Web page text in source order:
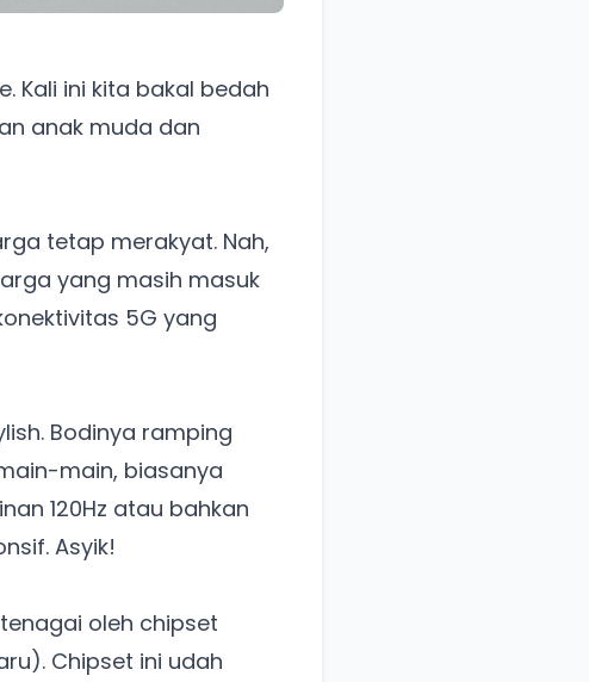
Kali ini kita bakal bedah
anak muda dan
tetap merakyat. Nah,
yang masih masuk
5G yang
Bodinya ramping
main, biasanya
120Hz atau bahkan
Asyik!
oleh chipset
Chipset ini udah